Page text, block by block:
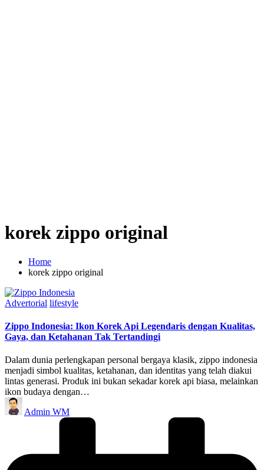
korek zippo original
Home
korek zippo original
Posted
Advertorial lifestyle
Zippo Indonesia: Ikon Korek Api Legendaris dengan Kualitas,
Gaya, dan Ketahanan Tak Tertandingi
Dalam dunia perlengkapan personal bergaya klasik, zippo indonesia
menjadi simbol kualitas, ketahanan, dan identitas yang telah diakui
lintas generasi. Produk ini bukan sekadar korek api biasa, melainkan
ikon budaya dengan…
Posted
by
Admin WM